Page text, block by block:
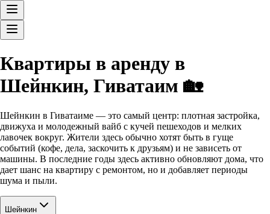
Квартиры в аренду в
Шейнкин, Гиватаим 🏡
Шейнкин в Гиватаиме — это самый центр: плотная застройка,
движуха и молодежный вайб с кучей пешеходов и мелких
лавочек вокруг. Жители здесь обычно хотят быть в гуще
событий (кофе, дела, заскочить к друзьям) и не зависеть от
машины. В последние годы здесь активно обновляют дома, что
дает шанс на квартиру с ремонтом, но и добавляет периоды
шума и пыли.
Шейнкин